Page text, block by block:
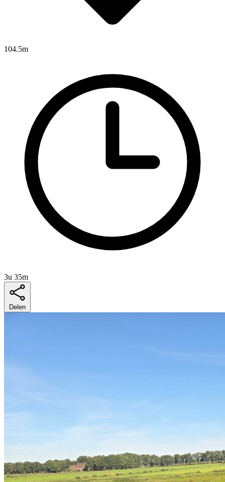
104.5m
3u 35m
Delen